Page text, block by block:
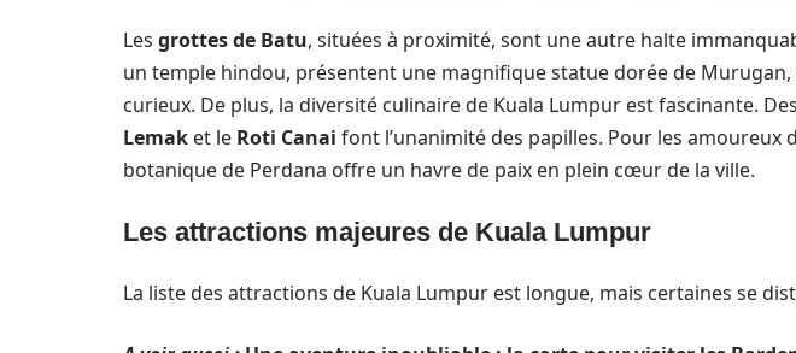
Les grottes de Batu, situées à proximité, sont une autre halte
un temple hindou, présentent une magnifique statue dorée de
curieux. De plus, la diversité culinaire de Kuala Lumpur est fascinante.
Lemak et le Roti Canai font l’unanimité des papilles. Pour les amoureux
botanique de Perdana offre un havre de paix en plein cœur de la ville.
Les attractions majeures de Kuala Lumpur
La liste des attractions de Kuala Lumpur est longue, mais certaines se